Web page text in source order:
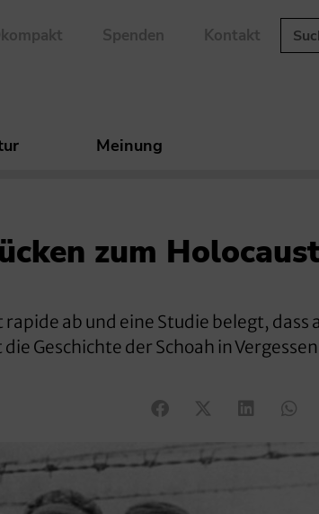
Spenden Kontakt
Meinung
zum
ab und eine Studie belegt, dass
Geschichte der Schoah in